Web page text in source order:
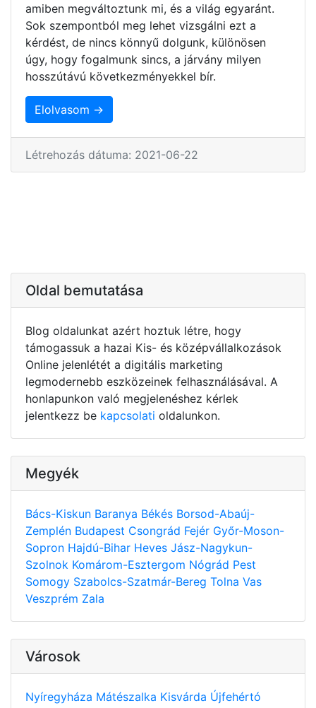
amiben megváltoztunk mi, és a világ egyaránt.
Sok szempontból meg lehet vizsgálni ezt a
kérdést, de nincs könnyű dolgunk, különösen
úgy, hogy fogalmunk sincs, a járvány milyen
hosszútávú következményekkel bír.
Elolvasom →
Létrehozás dátuma: 2021-06-22
Oldal bemutatása
Blog oldalunkat azért hoztuk létre, hogy
támogassuk a hazai Kis- és középvállalkozások
Online jelenlétét a digitális marketing
legmodernebb eszközeinek felhasználásával. A
honlapunkon való megjelenéshez kérlek
jelentkezz be kapcsolati oldalunkon.
Megyék
Bács-Kiskun Baranya Békés Borsod-Abaúj-
Zemplén Budapest Csongrád Fejér Győr-Moson-
Sopron Hajdú-Bihar Heves Jász-Nagykun-
Szolnok Komárom-Esztergom Nógrád Pest
Somogy Szabolcs-Szatmár-Bereg Tolna Vas
Veszprém Zala
Városok
Nyíregyháza Mátészalka Kisvárda Újfehértó